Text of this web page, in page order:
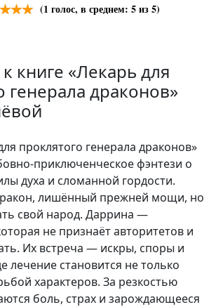
(1 голос, в среднем: 5из 5)
книге «Лекарь для
генерала драконов»
проклятого генерала драконов»
приключенческое фэнтези о
духа и сломанной гордости.
лишённый прежней мощи, но
свой народ. Даррина —
не признаёт авторитетов и
Их встреча — искры, споры и
лечение становится не только
характеров. За резкостью
боль, страх и зарождающееся